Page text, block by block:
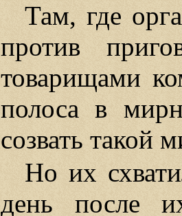
Там, где
против
товарищами
полоса в
созвать такой
Но их
день после